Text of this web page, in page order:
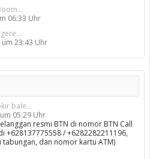
06:33 Uhr
um 23:43 Uhr
bale...
05:29 Uhr
resmi BTN di nomor BTN Call
+628137775558 / +6282282211196,
dan nomor kartu ATM)